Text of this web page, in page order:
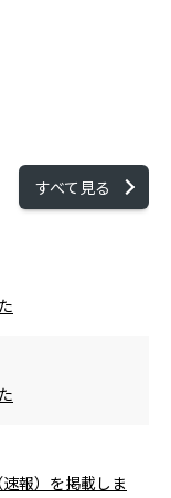
すべて見る
報）を掲載しま